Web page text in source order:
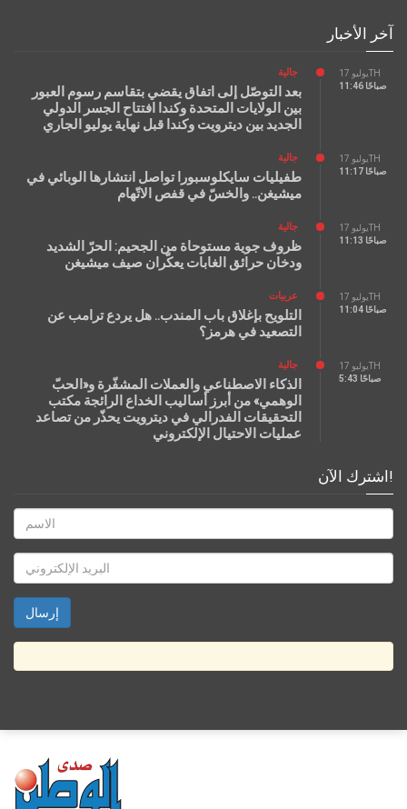
آخر الأخبار
يوليو 17TH
11:46 صباحًا
جالية
بعد التوصّل إلى اتفاق يقضي بتقاسم رسوم العبور
بين الولايات المتحدة وكندا افتتاح الجسر الدولي
الجديد بين ديترويت وكندا قبل نهاية يوليو الجاري
يوليو 17TH
11:17 صباحًا
جالية
طفيليات سايكلوسبورا تواصل انتشارها الوبائي في
ميشيغن.. والخسّ في قفص الاتّهام
يوليو 17TH
11:13 صباحًا
جالية
ظروف جوية مستوحاة من الجحيم: الحرّ الشديد
ودخان حرائق الغابات يعكّران صيف ميشيغن
يوليو 17TH
11:04 صباحًا
عربيات
التلويح بإغلاق باب المندب.. هل يردع ترامب عن
التصعيد في هرمز؟
يوليو 17TH
5:43 صباحًا
جالية
الذكاء الاصطناعي والعملات المشفّرة و«الحبّ
الوهمي» من أبرز أساليب الخداع الرائجة مكتب
التحقيقات الفدرالي في ديترويت يحذّر من تصاعد
عمليات الاحتيال الإلكتروني
اشترك الآن!